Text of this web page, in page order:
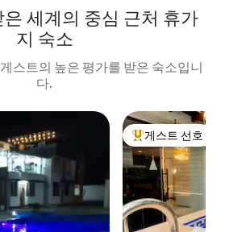
세계의 중심 근처 휴가
지 숙소
스트의 높은 평가를 받은 숙소입니
다.
상위 게스트 선호
게스트 선호